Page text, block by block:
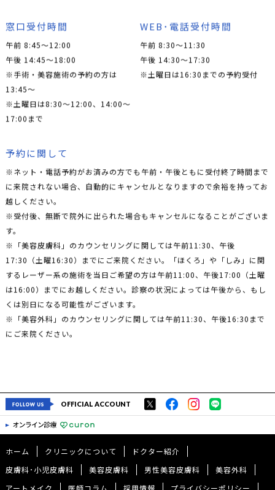
窓口受付時間
午前 8:45～12:00
午後 14:45～18:00
※手術・美容施術の予約の方は
13:45〜
※土曜日は8:30〜12:00、14:00〜
17:00まで
WEB･電話受付時間
午前 8:30～11:30
午後 14:30～17:30
※土曜日は16:30までの予約受付
予約に関して
※ネット・電話予約がお済みの方でも午前・午後ともに受付終了時間まで
に来院されない場合、自動的にキャンセルとなりますので余裕を持ってお
越しください。
※受付後、無断で院外に出られた場合もキャンセルになることがございま
す。
※「美容皮膚科」のカウンセリングに関しては午前11:30、午後
17:30（土曜16:30）までにご来院ください。「ほくろ」や「しみ」に関
するレーザー系の施術を当日ご希望の方は午前11:00、午後17:00（土曜
は16:00）までにお越しください。診察の状況によっては午後から、もし
くは別日になる可能性がございます。
※「美容外科」のカウンセリングに関しては午前11:30、午後16:30まで
にご来院ください。
OFFICIAL ACCOUNT
ホーム クリニックについて
ドクター紹介
皮膚科･小児皮膚科
美容皮膚科 男性美容皮膚科
美容外科